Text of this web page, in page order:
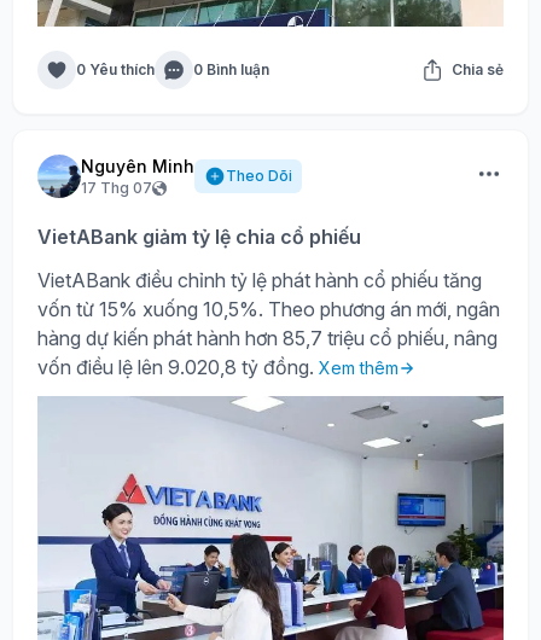
0 Yêu thích 0 Bình luận Chia sẻ
Nguyên Minh
17 Thg 07
Theo Dõi
VietABank giảm tỷ lệ chia cổ phiếu
VietABank điều chỉnh tỷ lệ phát hành cổ phiếu tăng
vốn từ 15% xuống 10,5%. Theo phương án mới, ngân
hàng dự kiến phát hành hơn 85,7 triệu cổ phiếu, nâng
vốn điều lệ lên 9.020,8 tỷ đồng. Xem thêm